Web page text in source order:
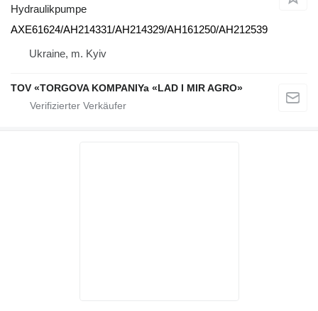
Hydraulikpumpe
AXE61624/AH214331/AH214329/AH161250/AH212539
Ukraine, m. Kyiv
TOV «TORGOVA KOMPANIYa «LAD I MIR AGRO»